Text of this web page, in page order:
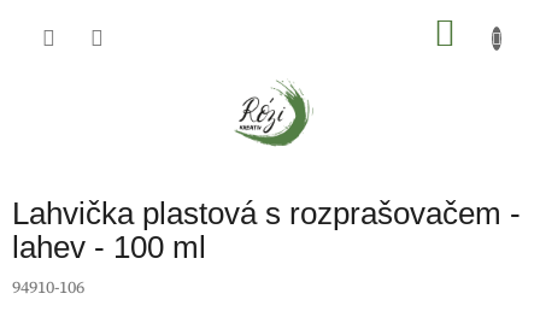
Lahvička plastová s rozprašovačem -
lahev - 100 ml
94910-106